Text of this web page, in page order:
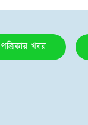
পত্রিকার খবর